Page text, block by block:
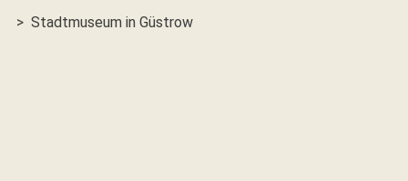
Stadtmuseum in Güstrow